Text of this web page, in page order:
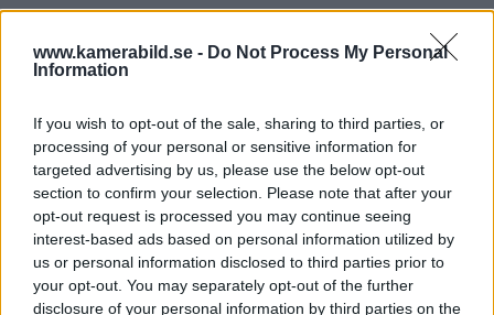
www.kamerabild.se - Do Not Process My Personal
Information
If you wish to opt-out of the sale, sharing to third parties, or
processing of your personal or sensitive information for
targeted advertising by us, please use the below opt-out
section to confirm your selection. Please note that after your
opt-out request is processed you may continue seeing
interest-based ads based on personal information utilized by
us or personal information disclosed to third parties prior to
your opt-out. You may separately opt-out of the further
disclosure of your personal information by third parties on the
position som vid det första tillfället när jag
det vi vill se, sedan lämnar vi det. Men det här är
djurens hela liv, det finns inga »happy endings«.
Djuren kommer inte att släppas ut. Ibland blev det
för mig nästan olidligt att se dem, speciellt när
djuren visade tvångsbeteenden som när de gick